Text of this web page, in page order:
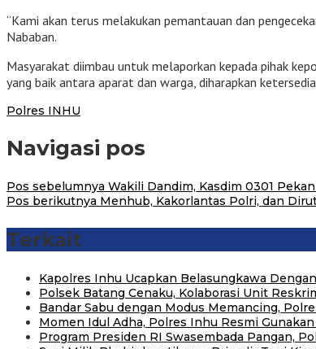
“Kami akan terus melakukan pemantauan dan
Nababan.
Masyarakat diimbau untuk melaporkan kepada pihak
yang baik antara aparat dan warga, diharapkan
Polres INHU
Navigasi pos
Pos sebelumnya Wakili Dandim, Kasdim 0301
Pos berikutnya Menhub, Kakorlantas Polri, dan
Terkait
Kapolres Inhu Ucapkan Belasungkawa
Polsek Batang Cenaku, Kolaborasi Unit
Bandar Sabu dengan Modus Memancing,
Momen Idul Adha, Polres Inhu Resmi
Program Presiden RI Swasembada Pangan,